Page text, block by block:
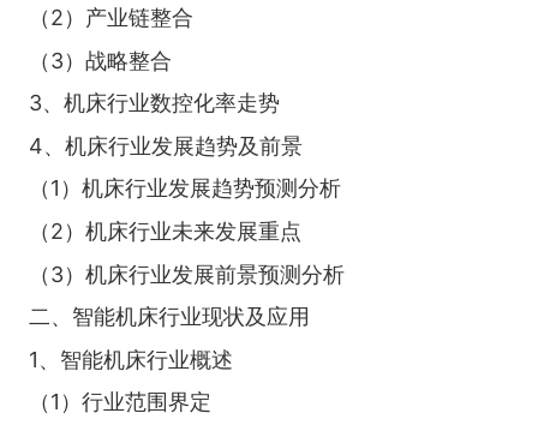
（2）产业链整合
（3）战略整合
3、机床行业数控化率走势
4、机床行业发展趋势及前景
（1）机床行业发展趋势预测分析
（2）机床行业未来发展重点
（3）机床行业发展前景预测分析
二、智能机床行业现状及应用
1、智能机床行业概述
（1）行业范围界定